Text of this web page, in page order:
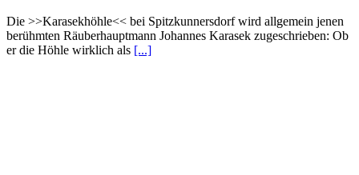
Die >>Karasekhöhle<< bei Spitzkunnersdorf wird allgemein jenen
berühmten Räuberhauptmann Johannes Karasek zugeschrieben: Ob
er die Höhle wirklich als [...]